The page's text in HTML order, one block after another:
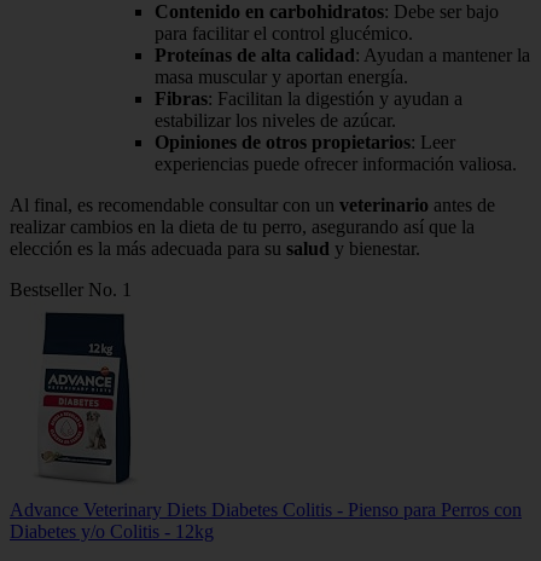
Contenido en carbohidratos: Debe ser bajo
para facilitar el control glucémico.
Proteínas de alta calidad: Ayudan a mantener la
masa muscular y aportan energía.
Fibras: Facilitan la digestión y ayudan a
estabilizar los niveles de azúcar.
Opiniones de otros propietarios: Leer
experiencias puede ofrecer información valiosa.
Al final, es recomendable consultar con un veterinario antes de
realizar cambios en la dieta de tu perro, asegurando así que la
elección es la más adecuada para su salud y bienestar.
Bestseller No. 1
Advance Veterinary Diets Diabetes Colitis - Pienso para Perros con
Diabetes y/o Colitis - 12kg